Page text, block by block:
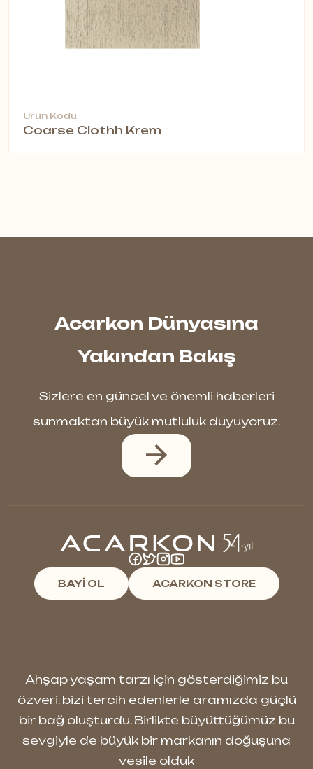
Ürün Kodu
Coarse Clothh Krem
Acarkon Dünyasına
Yakından Bakış
Sizlere en güncel ve önemli haberleri
sunmaktan büyük mutluluk duyuyoruz.
BAYİ OL ACARKON STORE
Ahşap yaşam tarzı için gösterdiğimiz bu
özveri, bizi tercih edenlerle aramızda güçlü
bir bağ oluşturdu. Birlikte büyüttüğümüz bu
sevgiyle de büyük bir markanın doğuşuna
vesile olduk